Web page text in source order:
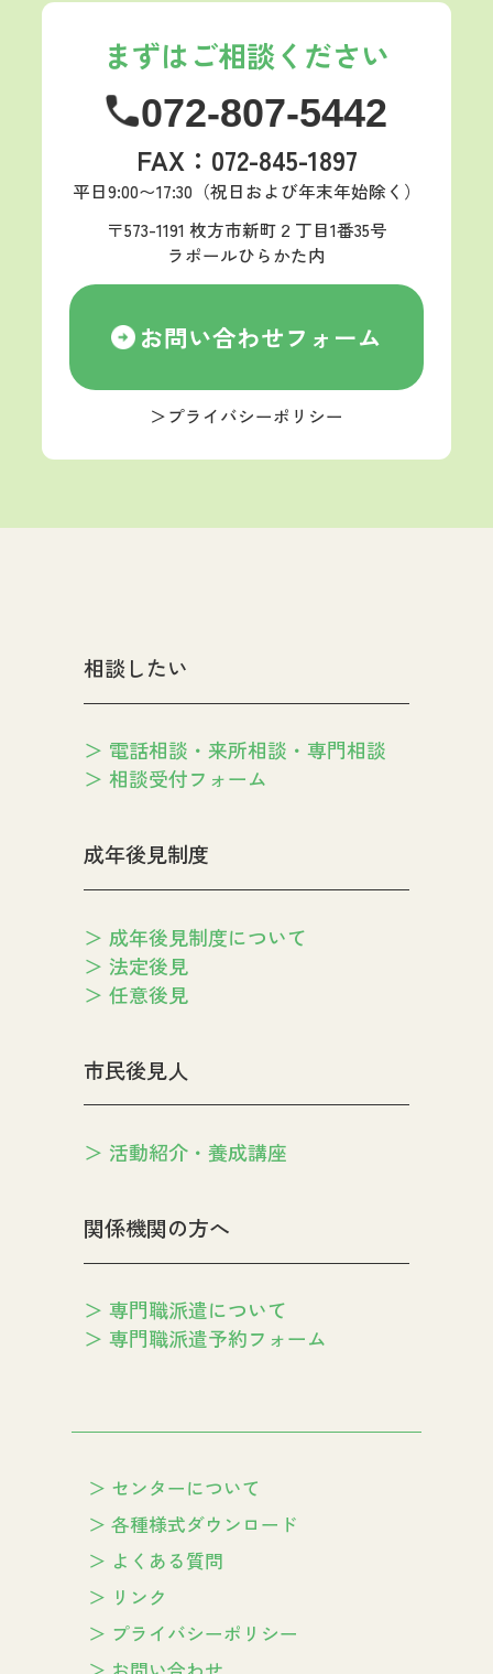
まずはご相談ください
072-807-5442
FAX：072-845-1897
平日9:00〜17:30（祝日および年末年始除く）
〒573-1191 枚方市新町２丁目1番35号
ラポールひらかた内
お問い合わせフォーム
＞プライバシーポリシー
相談したい
電話相談・来所相談・専門相談
相談受付フォーム
成年後見制度
成年後見制度について
法定後見
任意後見
市民後見人
活動紹介・養成講座
関係機関の方へ
専門職派遣について
専門職派遣予約フォーム
センターについて
各種様式ダウンロード
よくある質問
リンク
プライバシーポリシー